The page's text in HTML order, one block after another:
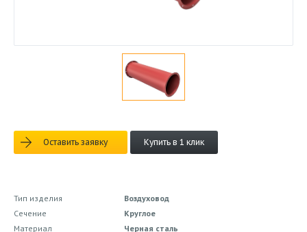
Оставить заявку Купить в 1 клик
Тип изделия
Воздуховод
Сечение
Круглое
Материал
Черная сталь